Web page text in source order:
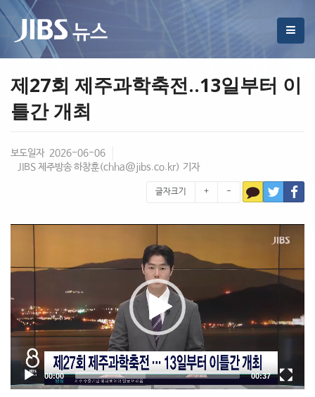
제27회 제주과학축전..13일부터 이
틀간 개최
보도일자 2026-06-06
JIBS 제주방송 하창훈(chha@jibs.co.kr) 기자
글자크기 + -